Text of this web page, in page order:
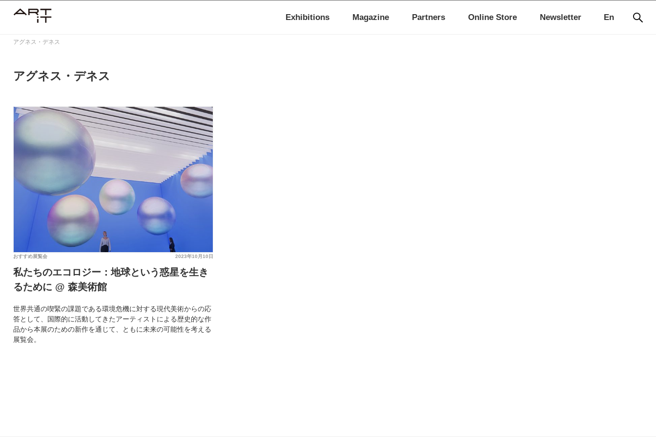
En
Exhibitions Magazine Partners Online Store Newsletter
アグネス・デネス
アグネス・デネス
2023年10月10日
おすすめ展覧会
私たちのエコロジー：地球という惑星を生き
るために @ 森美術館
世界共通の喫緊の課題である環境危機に対する現代美術からの応
答として、国際的に活動してきたアーティストによる歴史的な作
品から本展のための新作を通じて、ともに未来の可能性を考える
展覧会。